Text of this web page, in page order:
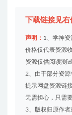
下载链接见
声明： 1、学神
价格仅代表资源
资源仅供阅读测
2、由于部分资
提示网盘资源链
无需担心，只需
3、版权归原作